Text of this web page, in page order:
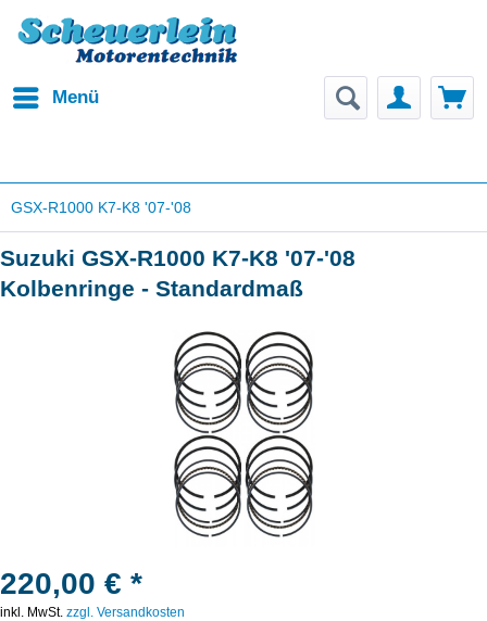
Menü
GSX-R1000 K7-K8 '07-'08
Suzuki GSX-R1000 K7-K8 '07-'08
Kolbenringe - Standardmaß
220,00 € *
inkl. MwSt. zzgl. Versandkosten